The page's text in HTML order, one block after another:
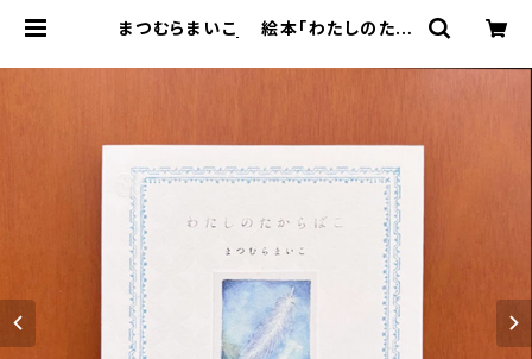
まつむらまいこ 絵本「わたしのたか